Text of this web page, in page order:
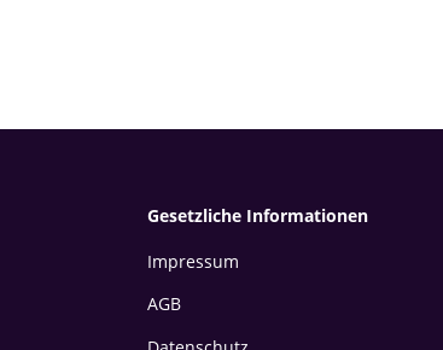
Gesetzliche Informationen
Impressum
AGB